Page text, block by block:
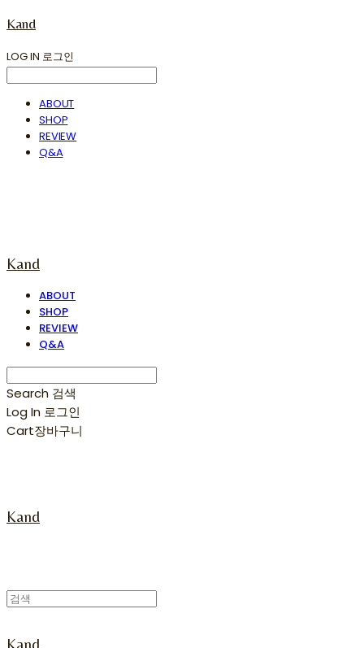
Kand
LOG IN 로그인
ABOUT
SHOP
REVIEW
Q&A
Kand
ABOUT
SHOP
REVIEW
Q&A
Search 검색
Log In 로그인
Cart장바구니
Kand
Kand